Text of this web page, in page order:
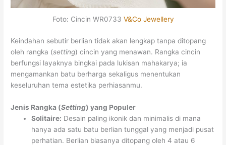
Foto: Cincin WR0733 V&Co Jewellery
Keindahan sebutir berlian tidak akan lengkap tanpa ditopang
oleh rangka (setting) cincin yang menawan. Rangka cincin
berfungsi layaknya bingkai pada lukisan mahakarya; ia
mengamankan batu berharga sekaligus menentukan
keseluruhan tema estetika perhiasanmu.
Jenis Rangka (Setting) yang Populer
Solitaire: Desain paling ikonik dan minimalis di mana
hanya ada satu batu berlian tunggal yang menjadi pusat
perhatian. Berlian biasanya ditopang oleh 4 atau 6